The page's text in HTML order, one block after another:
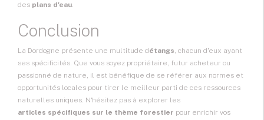
des plans d'eau.
Conclusion
La Dordogne présente une multitude détangs, chacun d'eux ayant
ses spécificités. Que vous soyez propriétaire, futur acheteur ou
passionné de nature, il est bénéfique de se référer aux normes et
opportunités locales pour tirer le meilleur parti de ces ressources
naturelles uniques. N'hésitez pas à explorer les
articles spécifiques sur le thème forestier pour enrichir vos